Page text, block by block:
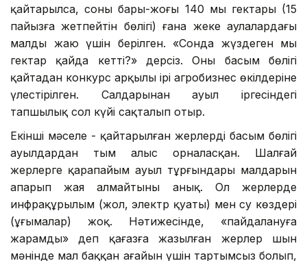
қайтарылса, соның бары-жоғы 140 мың гектары (15
пайызға жетпейтін бөлігі) ғана жеке аулалардағы
малды жаю үшін берілген. «Сонда жүздеген мың
гектар қайда кетті?» дерсіз. Оның басым бөлігі
қайтадан конкурс арқылы ірі агробизнес өкілдеріне
үлестірілген. Салдарынан ауыл іргесіндегі
тапшылық сол күйі сақталып отыр.
Екінші мәселе - қайтарылған жерлердің басым бөлігі
ауылдардан тым алыс орналасқан. Шалғай
жерлерге қарапайым ауыл тұрғындары малдарын
апарып жая алмайтыны анық. Ол жерлерде
инфрақұрылым (жол, электр қуаты) мен су көздері
(ұңғымалар) жоқ. Нәтижесінде, «пайдалануға
жарамды» деп қағазға жазылған жерлер шын
мәнінде мал баққан ағайын үшін тартымсыз болып,